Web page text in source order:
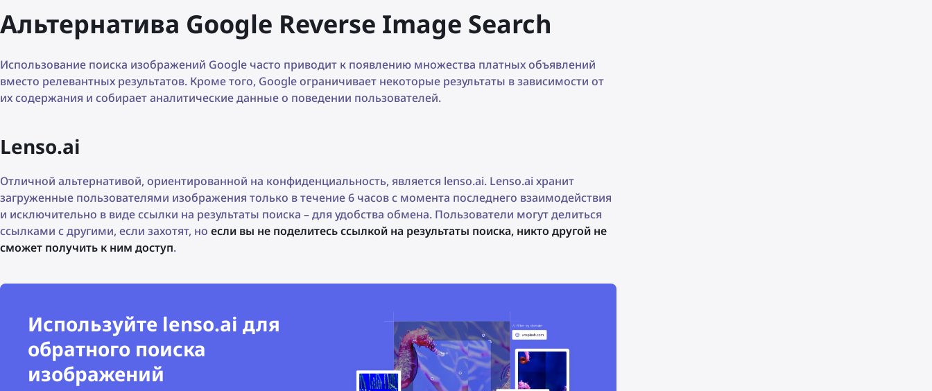
Альтернатива Google Reverse Image Search
Использование поиска изображений Google часто приводит к появлению множества платных объявлений
вместо релевантных результатов. Кроме того, Google ограничивает некоторые результаты в зависимости от
их содержания и собирает аналитические данные о поведении пользователей.
Lenso.ai
Отличной альтернативой, ориентированной на конфиденциальность, является lenso.ai. Lenso.ai хранит
загруженные пользователями изображения только в течение 6 часов с момента последнего взаимодействия
и исключительно в виде ссылки на результаты поиска – для удобства обмена. Пользователи могут делиться
ссылками с другими, если захотят, но если вы не поделитесь ссылкой на результаты поиска, никто другой не
сможет получить к ним доступ.
Используйте lenso.ai для
обратного поиска
изображений